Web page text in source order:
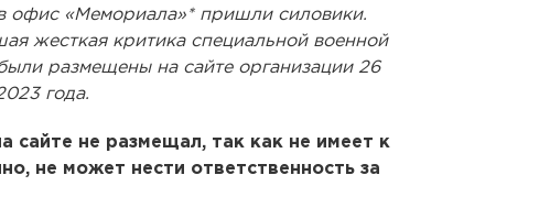
офис «Мемориала»* пришли силовики.
жесткая критика специальной военной
размещены на сайте организации 26
года.
сайте не размещал, так как не имеет к
не может нести ответственность за